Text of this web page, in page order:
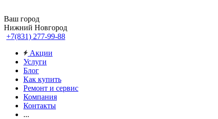
Ваш город
Нижний Новгород
+7(831) 277-99-88
Акции
Услуги
Блог
Как купить
Ремонт и сервис
Компания
Контакты
...